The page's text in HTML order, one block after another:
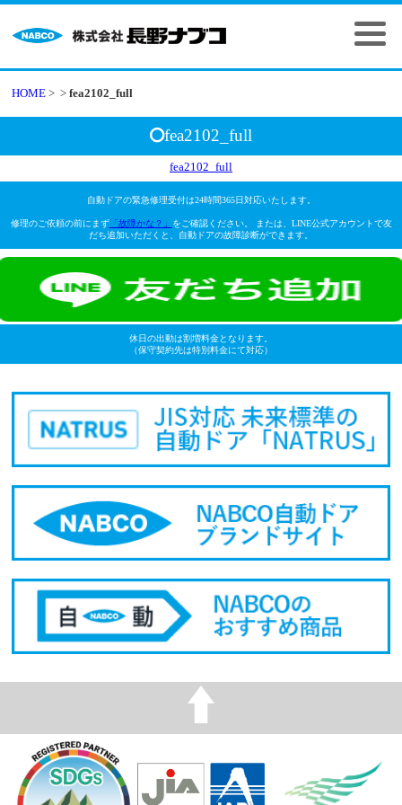
HOME > >fea2102_full
fea2102_full
fea2102_full
自動ドアの緊急修理受付は24時間365日対応いたします。
修理のご依頼の前にまず「故障かな？」
をご確認ください。 または、LINE公式アカウントで友
だち追加いただくと、自動ドアの故障診断ができます。
休日の出動は割増料金となります。
（保守契約先は特別料金にて対応）